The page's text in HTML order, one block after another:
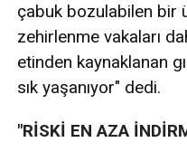
çabuk bozulabilen bir
zehirlenme vakaları
etinden kaynaklanan
sık yaşanıyor" dedi.
"RİSKİ EN AZA